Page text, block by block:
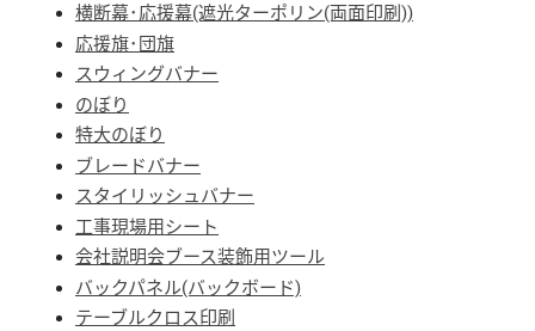
横断幕･応援幕(遮光ターポリン(両面印刷))
応援旗･団旗
スウィングバナー
のぼり
特大のぼり
ブレードバナー
スタイリッシュバナー
工事現場用シート
会社説明会ブース装飾用ツール
バックパネル(バックボード)
テーブルクロス印刷